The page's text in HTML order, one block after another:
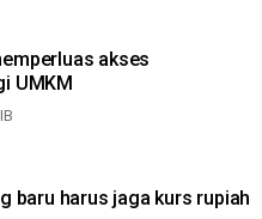
akses
UMKM
baru harus jaga kurs rupiah